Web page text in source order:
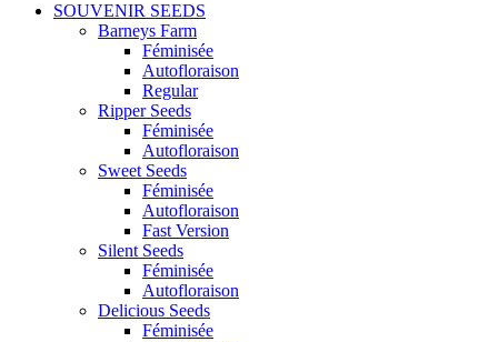
SOUVENIR SEEDS
Barneys Farm
Féminisée
Autofloraison
Regular
Ripper Seeds
Féminisée
Autofloraison
Sweet Seeds
Féminisée
Autofloraison
Fast Version
Silent Seeds
Féminisée
Autofloraison
Delicious Seeds
Féminisée